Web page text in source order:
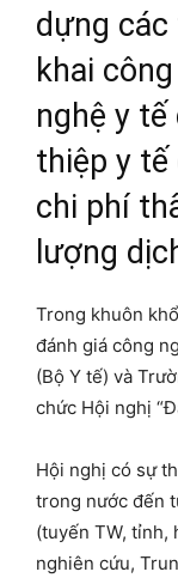
dựng các
khai
nghệ y tế
thiệp y tế
chi phí
lượng
Trong khuôn
đánh giá công
(Bộ Y tế) và
chức Hội nghị
Hội nghị có sự
trong nước đến
(tuyến TW, tỉnh,
nghiên cứu,